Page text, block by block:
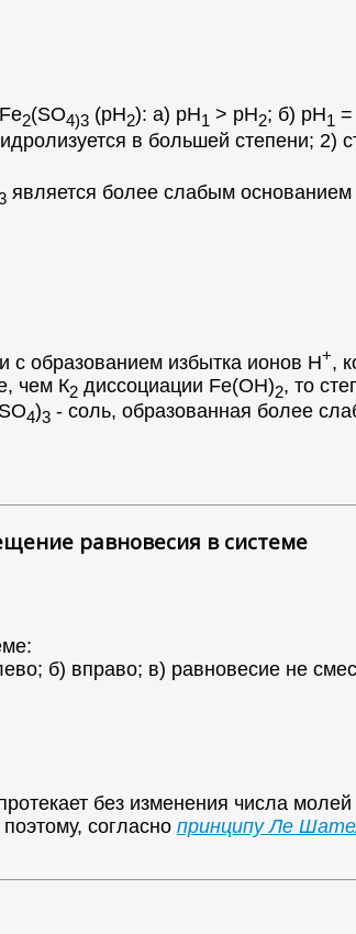
2(SO4)3 (рH2): а) рH1 > рН2; б) рН1
в большей степени; 2)
является более слабым
с образованием избытка ионов Н+,
чем К2 диссоциации Fe(OH)2, то
4)3 - соль, образованная более
равновесия в системе
б) вправо; в) равновесие не
без изменения числа
согласно принципу Ле